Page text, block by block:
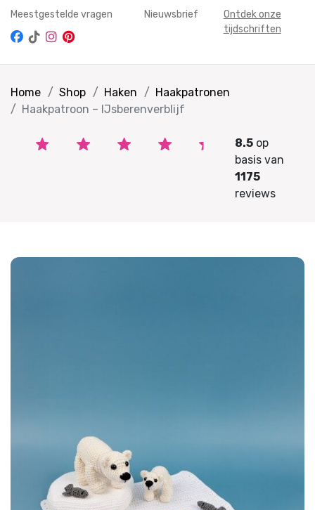
Meestgestelde vragen Nieuwsbrief
Ontdek onze
tijdschriften
Home Shop Haken
Haakpatronen
Haakpatroon – IJsberenverblijf
8.5op
basis van
1175
reviews